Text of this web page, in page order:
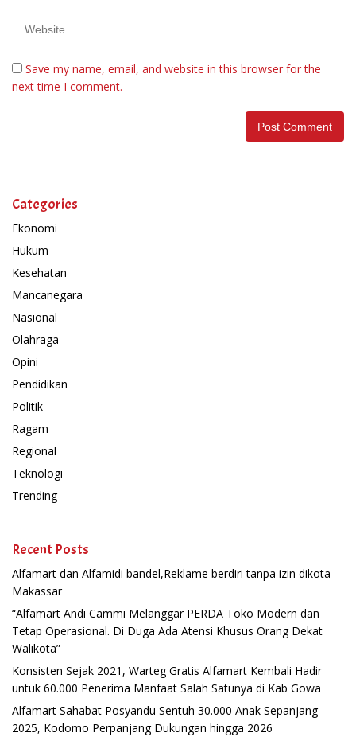
Save my name, email, and website in this browser for the
next time I comment.
Categories
Ekonomi
Hukum
Kesehatan
Mancanegara
Nasional
Olahraga
Opini
Pendidikan
Politik
Ragam
Regional
Teknologi
Trending
Recent Posts
Alfamart dan Alfamidi bandel,Reklame berdiri tanpa izin dikota
Makassar
“Alfamart Andi Cammi Melanggar PERDA Toko Modern dan
Tetap Operasional. Di Duga Ada Atensi Khusus Orang Dekat
Walikota”
Konsisten Sejak 2021, Warteg Gratis Alfamart Kembali Hadir
untuk 60.000 Penerima Manfaat Salah Satunya di Kab Gowa
Alfamart Sahabat Posyandu Sentuh 30.000 Anak Sepanjang
2025, Kodomo Perpanjang Dukungan hingga 2026